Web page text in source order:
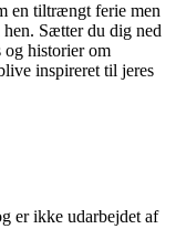
en tiltrængt ferie men
Sætter du dig ned
og historier om
inspireret til jeres
er ikke udarbejdet af